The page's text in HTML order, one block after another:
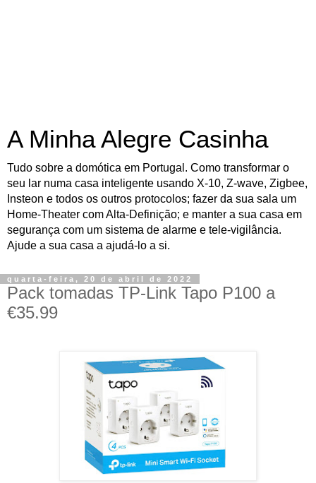
A Minha Alegre Casinha
Tudo sobre a domótica em Portugal. Como transformar o
seu lar numa casa inteligente usando X-10, Z-wave, Zigbee,
Insteon e todos os outros protocolos; fazer da sua sala um
Home-Theater com Alta-Definição; e manter a sua casa em
segurança com um sistema de alarme e tele-vigilância.
Ajude a sua casa a ajudá-lo a si.
quarta-feira, 20 de abril de 2022
Pack tomadas TP-Link Tapo P100 a
€35.99